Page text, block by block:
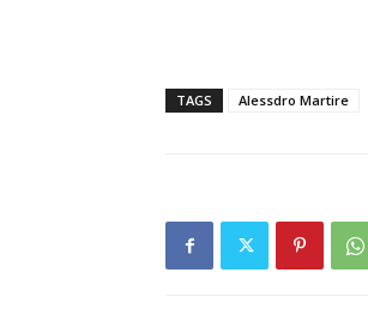
TAGS Alessdro Martire